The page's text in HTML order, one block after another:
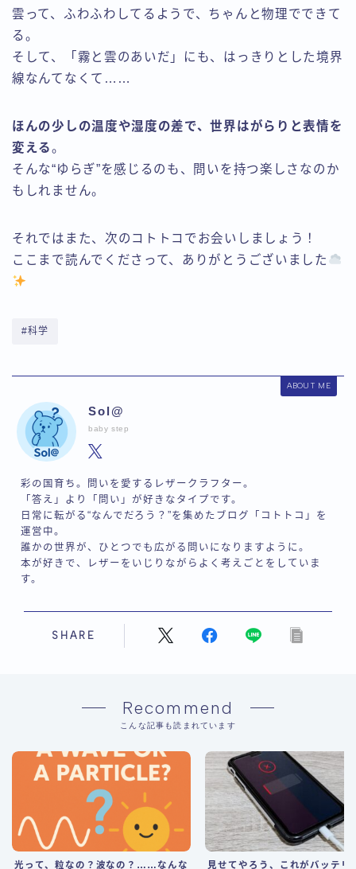
雲って、ふわふわしてるようで、ちゃんと物理でできて
る。
そして、「霧と雲のあいだ」にも、はっきりとした境界
線なんてなくて……
ほんの少しの温度や湿度の差で、世界はがらりと表情を
変える。
そんな“ゆらぎ”を感じるのも、問いを持つ楽しさなのか
もしれません。
それではまた、次のコトトコでお会いしましょう！
ここまで読んでくださって、ありがとうございました
#科学
ABOUT ME
Sol@
baby step
彩の国育ち。問いを愛するレザークラフター。
「答え」より「問い」が好きなタイプです。
日常に転がる“なんでだろう？”を集めたブログ「コトトコ」を
運営中。
誰かの世界が、ひとつでも広がる問いになりますように。
本が好きで、レザーをいじりながらよく考えごとをしていま
す。
SHARE
Recommend
こんな記事も読まれています
光って、粒なの？波なの？……なんな 見せてやろう、これがバッテリ